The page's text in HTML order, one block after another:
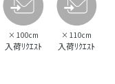
× 100cm
入荷ﾘｸｴｽﾄ
× 110cm
入荷ﾘｸｴｽﾄ